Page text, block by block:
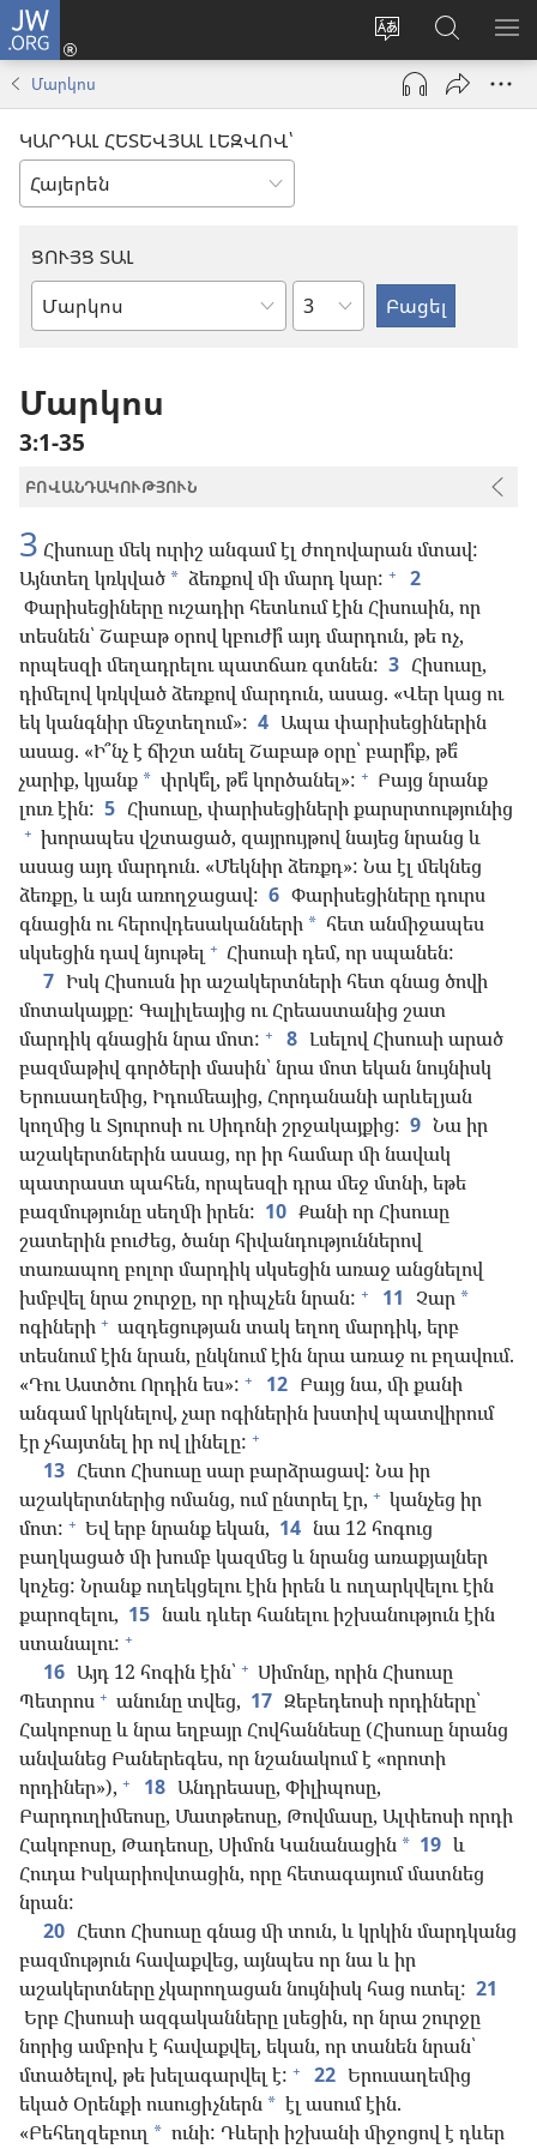
JW.ORG
Փոխել
կայքի
լեզուն
Մուտքագրվել
(բացվումՈրոնում
JW.ORG
կայքում
Մարկոս
ԿԱՐԴԱԼ ՀԵՏԵՎՅԱԼ ԼԵԶՎՈՎ՝
ՑՈՒՅՑ ՏԱԼ
Աստվածաշնչյան
Ըստ
գլուխների
Մարկոս
3։1-35
ԲՈՎԱՆԴԱԿՈՒԹՅՈՒՆ
3 Հիսուսը մեկ ուրիշ անգամ էլ ժողովարան մտավ:
Այնտեղ կռկված * ձեռքով մի մարդ կար: +
2
Փարիսեցիները ուշադիր հետևում էին Հիսուսին, որ
տեսնեն՝ Շաբաթ օրով կբուժի՞ այդ մարդուն, թե ոչ,
որպեսզի մեղադրելու պատճառ գտնեն: 3 Հիսուսը,
դիմելով կռկված ձեռքով մարդուն, ասաց. «Վեր կաց ու
եկ կանգնիր մեջտեղում»: 4 Ապա փարիսեցիներին
ասաց. «Ի՞նչ է ճիշտ անել Շաբաթ օրը՝ բարի՞ք, թե՞
չարիք, կյանք * փրկե՞լ, թե՞ կործանել»: + Բայց նրանք
լուռ էին: 5 Հիսուսը, փարիսեցիների քարսրտությունից
+ խորապես վշտացած, զայրույթով նայեց նրանց և
ասաց այդ մարդուն. «Մեկնիր ձեռքդ»: Նա էլ մեկնեց
ձեռքը, և այն առողջացավ: 6 Փարիսեցիները դուրս
գնացին ու հերովդեսականների * հետ անմիջապես
սկսեցին դավ նյութել + Հիսուսի դեմ, որ սպանեն:
7 Իսկ Հիսուսն իր աշակերտների հետ գնաց ծովի
մոտակայքը: Գալիլեայից ու Հրեաստանից շատ
մարդիկ գնացին նրա մոտ: + 8 Լսելով Հիսուսի արած
բազմաթիվ գործերի մասին՝ նրա մոտ եկան նույնիսկ
Երուսաղեմից, Իդումեայից, Հորդանանի արևելյան
կողմից և Տյուրոսի ու Սիդոնի շրջակայքից: 9 Նա իր
աշակերտներին ասաց, որ իր համար մի նավակ
պատրաստ պահեն, որպեսզի դրա մեջ մտնի, եթե
բազմությունը սեղմի իրեն: 10 Քանի որ Հիսուսը
շատերին բուժեց, ծանր հիվանդություններով
տառապող բոլոր մարդիկ սկսեցին առաջ անցնելով
խմբվել նրա շուրջը, որ դիպչեն նրան: + 11 Չար *
ոգիների + ազդեցության տակ եղող մարդիկ, երբ
տեսնում էին նրան, ընկնում էին նրա առաջ ու բղավում.
«Դու Աստծու Որդին ես»: + 12 Բայց նա, մի քանի
անգամ կրկնելով, չար ոգիներին խստիվ պատվիրում
էր չհայտնել իր ով լինելը: +
13 Հետո Հիսուսը սար բարձրացավ: Նա իր
աշակերտներից ոմանց, ում ընտրել էր, + կանչեց իր
մոտ: + Եվ երբ նրանք եկան, 14 նա 12 հոգուց
բաղկացած մի խումբ կազմեց և նրանց առաքյալներ
կոչեց: Նրանք ուղեկցելու էին իրեն և ուղարկվելու էին
քարոզելու, 15 նաև դևեր հանելու իշխանություն էին
ստանալու: +
16 Այդ 12 հոգին էին՝ + Սիմոնը, որին Հիսուսը
Պետրոս + անունը տվեց, 17 Զեբեդեոսի որդիները՝
Հակոբոսը և նրա եղբայր Հովհաննեսը (Հիսուսը նրանց
անվանեց Բաներեգես, որ նշանակում է «որոտի
որդիներ»), + 18 Անդրեասը, Փիլիպոսը,
Բարդուղիմեոսը, Մատթեոսը, Թովմասը, Ալփեոսի որդի
Հակոբոսը, Թադեոսը, Սիմոն Կանանացին * 19 և
Հուդա Իսկարիովտացին, որը հետագայում մատնեց
նրան:
20 Հետո Հիսուսը գնաց մի տուն, և կրկին մարդկանց
բազմություն հավաքվեց, այնպես որ նա և իր
աշակերտները չկարողացան նույնիսկ հաց ուտել: 21
Երբ Հիսուսի ազգականները լսեցին, որ նրա շուրջը
նորից ամբոխ է հավաքվել, եկան, որ տանեն նրան՝
մտածելով, թե խելագարվել է: + 22 Երուսաղեմից
եկած Օրենքի ուսուցիչներն * էլ ասում էին.
«Բեհեղզեբուղ * ունի: Դևերի իշխանի միջոցով է դևեր